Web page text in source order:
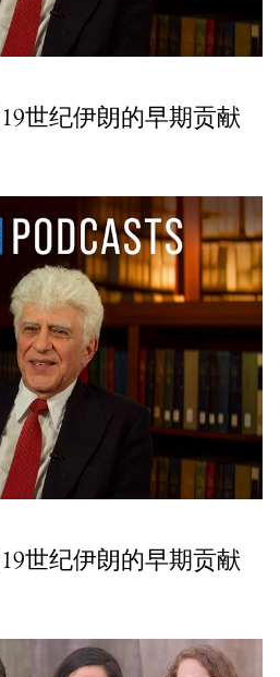
世纪伊朗的早期贡献
世纪伊朗的早期贡献